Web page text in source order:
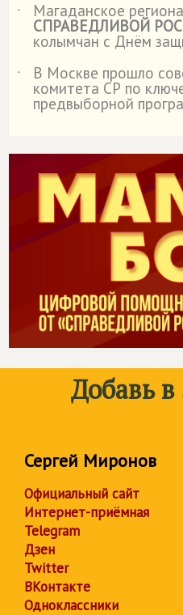
˙
Магаданское
СПРАВЕДЛИВОЙ
колымчан с Днём
˙
В Москве прошло
комитета СР по
предвыборной
Добавь в
Сергей Миронов
Официальный сайт
Интернет-приёмная
Telegram
Дзен
Twitter
ВКонтакте
Одноклассники